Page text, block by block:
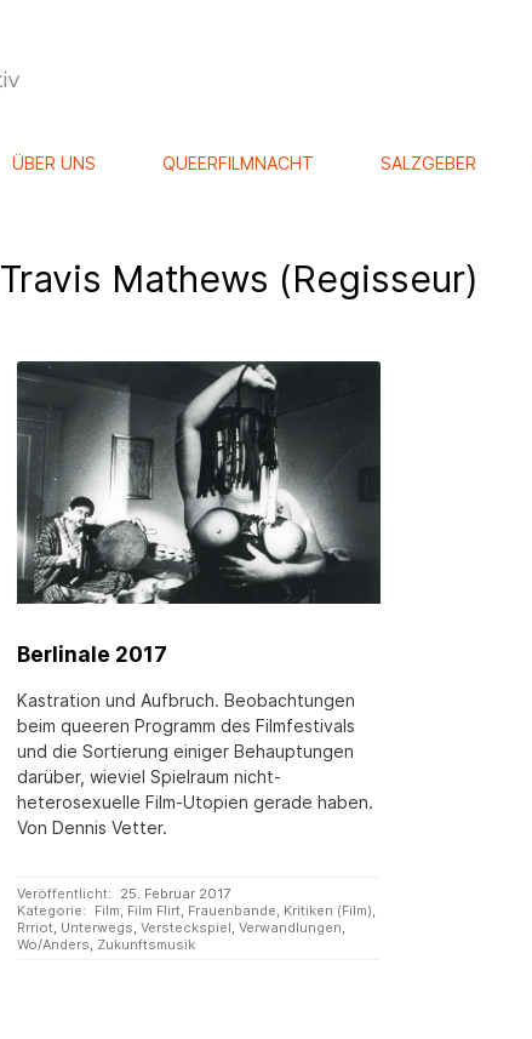
ÜBER UNS QUEERFILMNACHT SALZGEBER
Travis Mathews (Regisseur)
Berlinale 2017
Kastration und Aufbruch. Beobachtungen
beim queeren Programm des Filmfestivals
und die Sortierung einiger Behauptungen
darüber, wieviel Spielraum nicht-
heterosexuelle Film-Utopien gerade haben.
Von Dennis Vetter.
Veröffentlicht:
25. Februar 2017
Kategorie:
Film, Film Flirt, Frauenbande, Kritiken (Film),
Rrriot, Unterwegs,Versteckspiel,Verwandlungen,
Wo/Anders, Zukunftsmusik